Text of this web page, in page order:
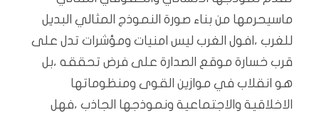
ماسيحرمها من بناء صورة النموذج المثالي البديل
للغرب ،افول الغرب ليس امنيات ومؤشرات تدل على
قرب خسارة موقع الصدارة على فرض تحققه ،بل
هو انقلاب في موازين القوى ومنظوماتها
الاخلاقية والاجتماعية ونموذجها الجاذب ،فهل